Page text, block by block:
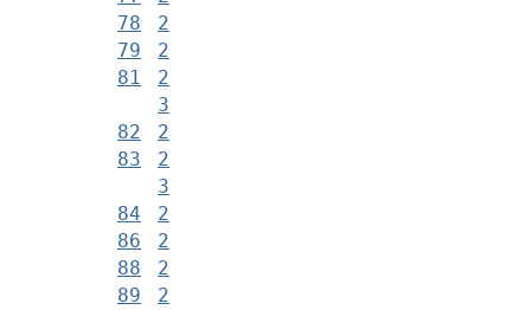
78
2
79
2
81
2
3
82
2
83
2
3
84
2
86
2
88
2
89
2